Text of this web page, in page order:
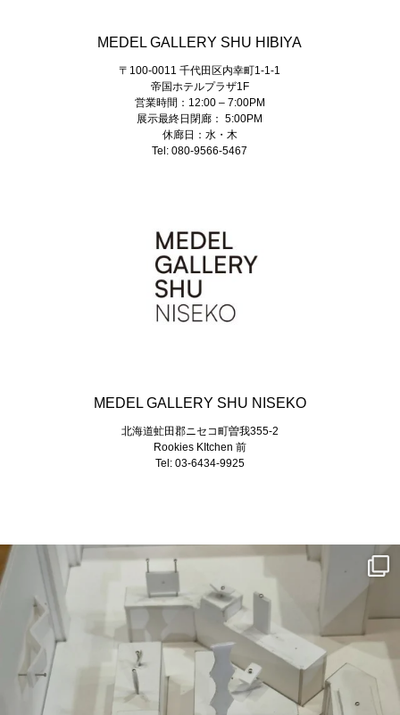
MEDEL GALLERY SHU HIBIYA
〒100-0011 千代田区内幸町1-1-1
帝国ホテルプラザ1F
営業時間：12:00 – 7:00PM
展示最終日閉廊： 5:00PM
休廊日：水・木
Tel: 080-9566-5467
MEDEL GALLERY SHU NISEKO
北海道虻田郡ニセコ町曽我355-2
Rookies KItchen 前
Tel: 03-6434-9925